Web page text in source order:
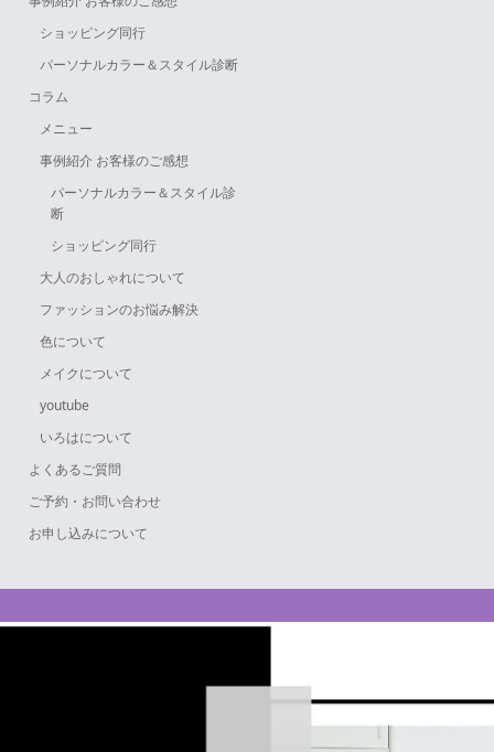
ショッピング同行
パーソナルカラー＆スタイル診断
コラム
メニュー
事例紹介 お客様のご感想
パーソナルカラー＆スタイル診
断
ショッピング同行
大人のおしゃれについて
ファッションのお悩み解決
色について
メイクについて
youtube
いろはについて
よくあるご質問
ご予約・お問い合わせ
お申し込みについて